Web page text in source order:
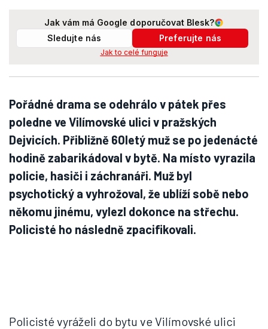
Jak vám má Google doporučovat Blesk?
Sledujte nás
Preferujte nás
Jak to celé funguje
Pořádné drama se odehrálo v pátek přes
poledne ve Vilímovské ulici v pražských
Dejvicích. Přibližně 60letý muž se po jedenácté
hodině zabarikádoval v bytě. Na místo vyrazila
policie, hasiči i záchranáři. Muž byl
psychotický a vyhrožoval, že ublíží sobě nebo
někomu jinému, vylezl dokonce na střechu.
Policisté ho následně zpacifikovali.
Policisté vyráželi do bytu ve Vilímovské ulici